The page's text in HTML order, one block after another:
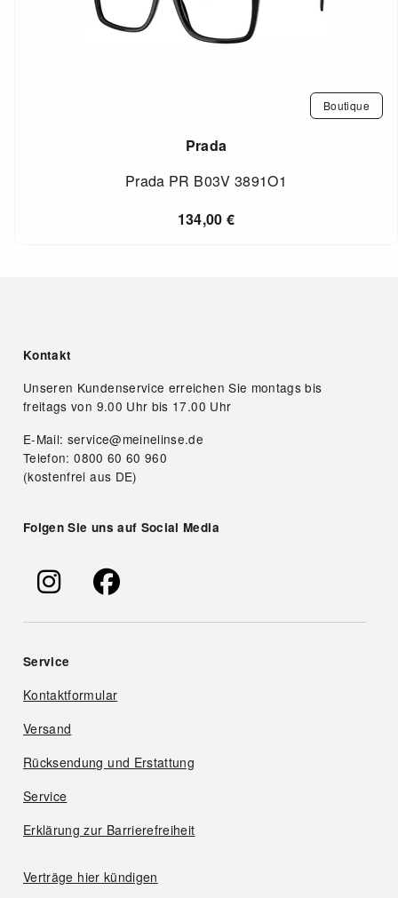
Boutique
Prada
Prada PR B03V 3891O1
134,00€
Kontakt
Unseren Kundenservice erreichen Sie montags bis
freitags von 9.00 Uhr bis 17.00 Uhr
E-Mail: service@meinelinse.de
Telefon: 0800 60 60 960
(kostenfrei aus DE)
Folgen Sie uns auf Social Media
Service
Kontaktformular
Versand
Rücksendung und Erstattung
Service
Erklärung zur Barrierefreiheit
Verträge hier kündigen